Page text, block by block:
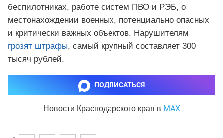
беспилотниках, работе систем ПВО и РЭБ, о
местонахождении военных, потенциально опасных
и критически важных объектов. Нарушителям
грозят штрафы, самый крупный составляет 300
тысяч рублей.
ПОДПИСАТЬСЯ
Новости Краснодарского края в MAX